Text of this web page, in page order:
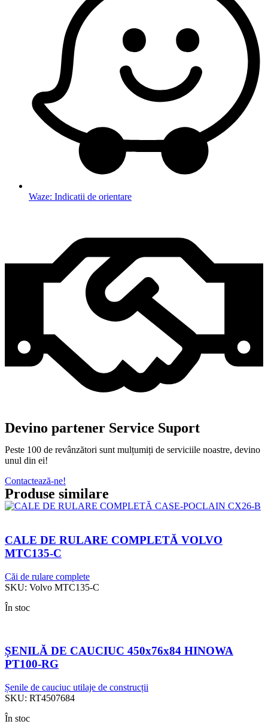
Waze: Indicatii de orientare
Devino partener Service Suport
Peste 100 de revânzători sunt mulțumiți de serviciile noastre, devino
unul din ei!
Contactează-ne!
Produse similare
CALE DE RULARE COMPLETĂ VOLVO
MTC135-C
Căi de rulare complete
SKU: Volvo MTC135-C
În stoc
ȘENILĂ DE CAUCIUC 450x76x84 HINOWA
PT100-RG
Șenile de cauciuc utilaje de construcții
SKU: RT4507684
În stoc